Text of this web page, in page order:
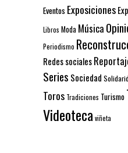
Eventos Exposiciones
Libros Moda Música
Periodismo
Redes sociales
Series Sociedad
Toros Tradiciones Turismo
Videotecaviñeta